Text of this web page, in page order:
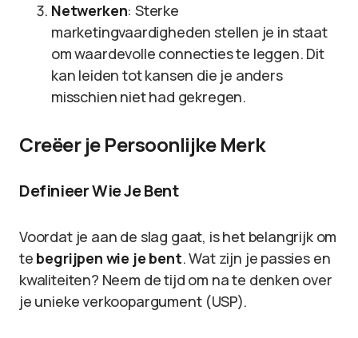
Netwerken: Sterke
marketingvaardigheden stellen je in staat
om waardevolle connecties te leggen. Dit
kan leiden tot kansen die je anders
misschien niet had gekregen.
Creëer je Persoonlijke Merk
Definieer Wie Je Bent
Voordat je aan de slag gaat, is het belangrijk om
te begrijpen wie je bent. Wat zijn je passies en
kwaliteiten? Neem de tijd om na te denken over
je unieke verkoopargument (USP).